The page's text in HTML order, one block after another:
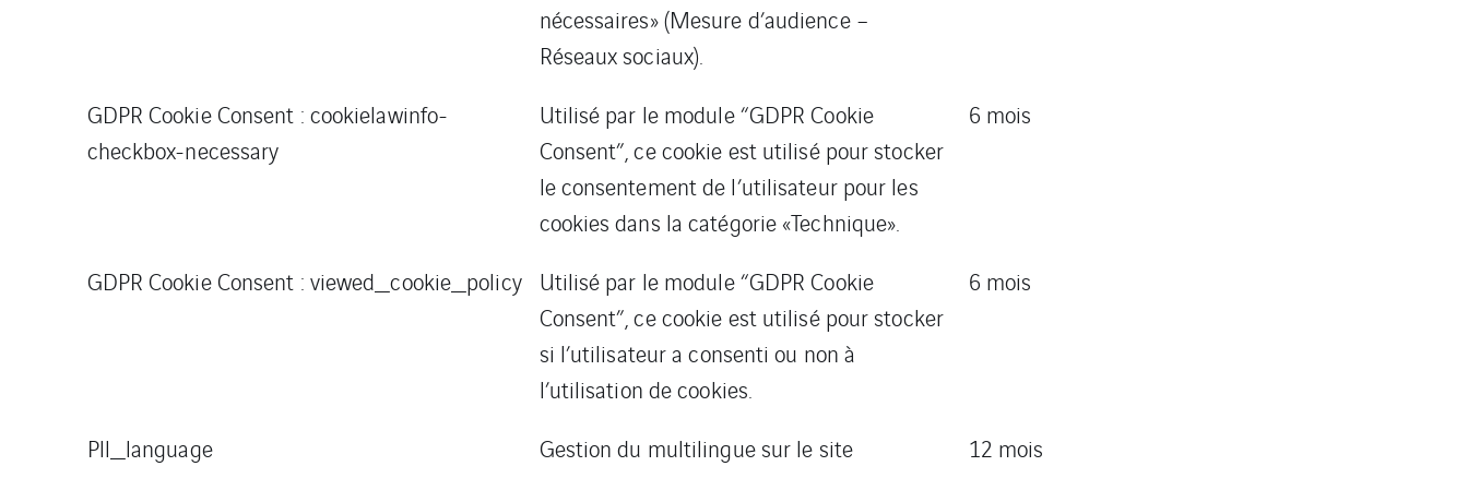
nécessaires» (Mesure d’audience –
Réseaux sociaux).
GDPR Cookie Consent : cookielawinfo-
checkbox-necessary
Utilisé par le module “GDPR Cookie
Consent”, ce cookie est utilisé pour stocker
le consentement de l’utilisateur pour les
cookies dans la catégorie «Technique».
6 mois
GDPR Cookie Consent : viewed_cookie_policy Utilisé par le module “GDPR Cookie
Consent”, ce cookie est utilisé pour stocker
si l’utilisateur a consenti ou non à
l’utilisation de cookies.
6 mois
Pll_language Gestion du multilingue sur le site
12 mois